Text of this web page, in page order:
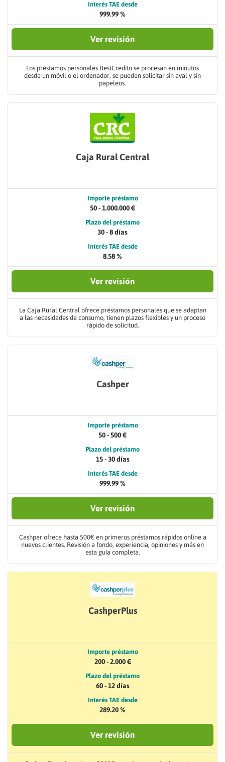
Interés TAE desde
999.99 %
Ver revisión
Los préstamos personales BestCredito se procesan en minutos
desde un móvil o el ordenador, se pueden solicitar sin aval y sin
papeleos.
Caja Rural Central
Importe préstamo
50 - 1.000.000 €
Plazo del préstamo
30 - 8 días
Interés TAE desde
8.58 %
Ver revisión
La Caja Rural Central ofrece préstamos personales que se adaptan
a las necesidades de consumo, tienen plazos flexibles y un proceso
rápido de solicitud.
Cashper
Importe préstamo
50 - 500 €
Plazo del préstamo
15 - 30 días
Interés TAE desde
999.99 %
Ver revisión
Cashper ofrece hasta 500€ en primeros préstamos rápidos online a
nuevos clientes. Revisión a fondo, experiencia, opiniones y más en
esta guía completa.
CashperPlus
Importe préstamo
200 - 2.000 €
Plazo del préstamo
60 - 12 días
Interés TAE desde
289.20 %
Ver revisión